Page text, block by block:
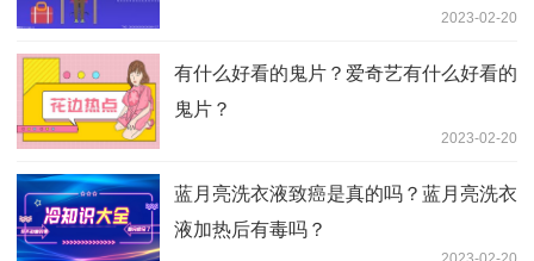
2023-02-20
有什么好看的鬼片？爱奇艺有什么好看的
鬼片？
2023-02-20
蓝月亮洗衣液致癌是真的吗？蓝月亮洗衣
液加热后有毒吗？